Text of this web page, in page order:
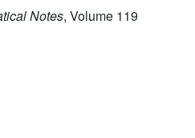
Notes, Volume 119